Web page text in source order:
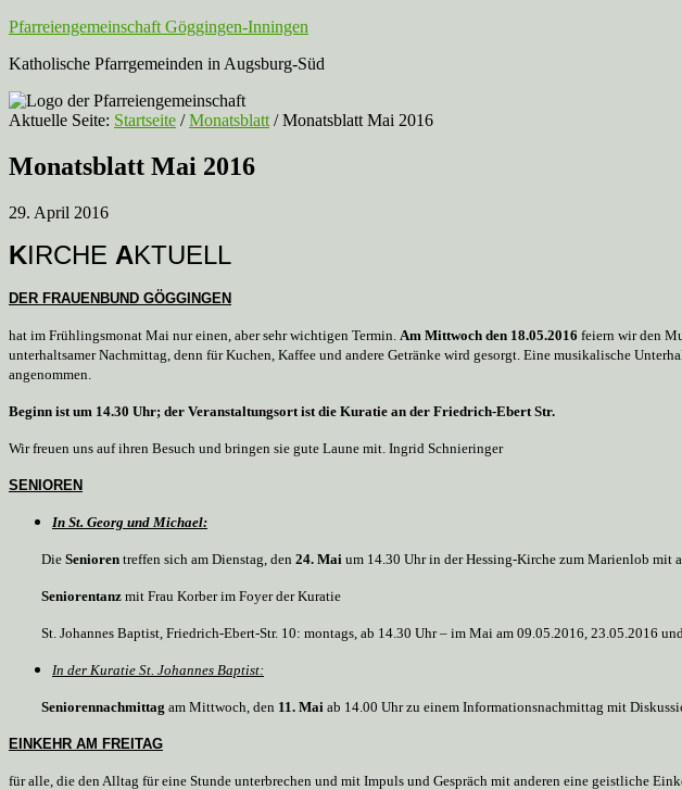
Pfarreiengemeinschaft Göggingen-Inningen
Katholische Pfarrgemeinden in Augsburg-Süd
Aktuelle Seite: Startseite / Monatsblatt /Monatsblatt Mai 2016
Monatsblatt Mai 2016
29. April 2016
KIRCHE AKTUELL
DER FRAUENBUND GÖGGINGEN
hat im Frühlingsmonat Mai nur einen, aber sehr wichtigen Termin. Am Mittwoch den 18.05.2016 feiern wir den
unterhaltsamer Nachmittag, denn für Kuchen, Kaffee und andere Getränke wird gesorgt. Eine musikalische
angenommen.
Beginn ist um 14.30 Uhr; der Veranstaltungsort ist die Kuratie an der Friedrich-Ebert Str.
Wir freuen uns auf ihren Besuch und bringen sie gute Laune mit. Ingrid Schnieringer
SENIOREN
In St. Georg und Michael:
Die Senioren treffen sich am Dienstag, den 24. Mai um 14.30 Uhr in der Hessing-Kirche zum Marienlob mit
Seniorentanz mit Frau Korber im Foyer der Kuratie
St. Johannes Baptist, Friedrich-Ebert-Str. 10: montags, ab 14.30 Uhr – im Mai am 09.05.2016, 23.05.2016
In der Kuratie St. Johannes Baptist:
Seniorennachmittag am Mittwoch, den 11. Mai ab 14.00 Uhr zu einem Informationsnachmittag mit
EINKEHR AM FREITAG
für alle, die den Alltag für eine Stunde unterbrechen und mit Impuls und Gespräch mit anderen eine geistliche